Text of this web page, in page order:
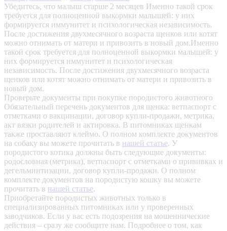
Убедитесь, что малыш старше 2 месяцев Именно такой срок
требуется для полноценной выкормки малышей: у них
формируется иммунитет и психологическая независимость.
После достижения двухмесячного возраста щенков или котят
можно отнимать от матери и привозить в новый дом.Именно
такой срок требуется для полноценной выкормки малышей: у
них формируется иммунитет и психологическая
независимость. После достижения двухмесячного возраста
щенков или котят можно отнимать от матери и привозить в
новый дом.
Проверьте документы при покупке породистого животного
Обязательный перечень документов для щенка: ветпаспорт с
отметками о вакцинации, договор купли-продажи, метрика,
акт вязки родителей и актировка. В питомниках щенкам
также проставляют клеймо. О полном комплекте документов
на собаку вы можете прочитать в нашей статье. У
породистого котика должны быть следующие документы:
родословная (метрика), ветпаспорт с отметками о прививках и
дегельминтизации, договор купли-продажи. О полном
комплекте документов на породистую кошку вы можете
прочитать в нашей статье.
Приобретайте породистых животных только в
специализированных питомниках или у проверенных
заводчиков. Если у вас есть подозрения на мошеннические
действия – сразу же сообщите нам. Подробнее о том, как